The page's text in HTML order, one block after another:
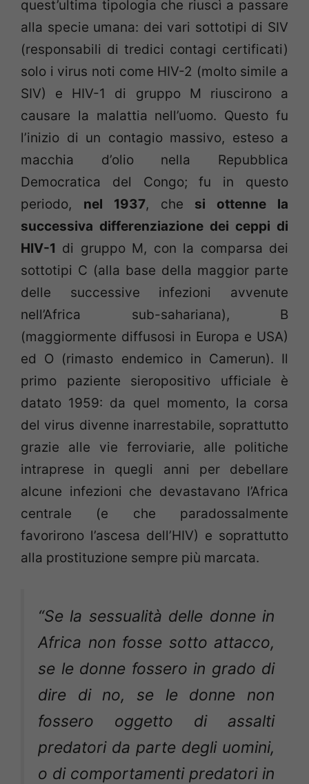
quest’ultima tipologia che riuscì a passare
alla specie umana: dei vari sottotipi di SIV
(responsabili di tredici contagi certificati)
solo i virus noti come HIV-2 (molto simile a
SIV) e HIV-1 di gruppo M riuscirono a
causare la malattia nell’uomo. Questo fu
l’inizio di un contagio massivo, esteso a
macchia d’olio nella Repubblica
Democratica del Congo; fu in questo
periodo, nel 1937, che si ottenne la
successiva differenziazione dei ceppi di
HIV-1 di gruppo M, con la comparsa dei
sottotipi C (alla base della maggior parte
delle successive infezioni avvenute
nell’Africa sub-sahariana), B
(maggiormente diffusosi in Europa e USA)
ed O (rimasto endemico in Camerun). Il
primo paziente sieropositivo ufficiale è
datato 1959: da quel momento, la corsa
del virus divenne inarrestabile, soprattutto
grazie alle vie ferroviarie, alle politiche
intraprese in quegli anni per debellare
alcune infezioni che devastavano l’Africa
centrale (e che paradossalmente
favorirono l’ascesa dell’HIV) e soprattutto
alla prostituzione sempre più marcata.
“Se la sessualità delle donne in
Africa non fosse sotto attacco,
se le donne fossero in grado di
dire di no, se le donne non
fossero oggetto di assalti
predatori da parte degli uomini,
o di comportamenti predatori in